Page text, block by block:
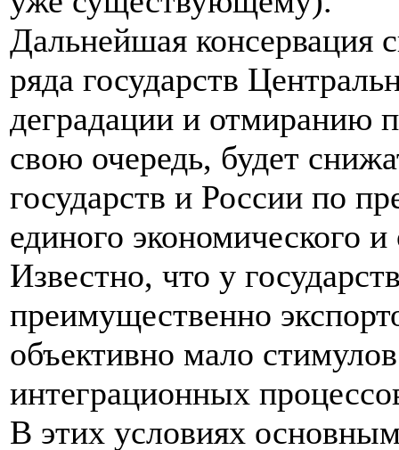
Дальнейшая консервация
ряда государств
деградации и отмиранию
свою очередь, будет
государств и России по
единого экономического
Известно, что у
преимущественно
объективно мало
интеграционных
В этих условиях